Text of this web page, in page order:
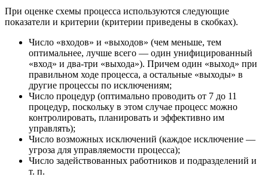
При оценке схемы процесса используются следующие
показатели и критерии (критерии приведены в скобках).
Число «входов» и «выходов» (чем меньше, тем
оптимальнее, лучше всего — один унифицированный
«вход» и два-три «выхода»). Причем один «выход» при
правильном ходе процесса, а остальные «выходы» в
другие процессы по исключениям;
Число процедур (оптимально проводить от 7 до 11
процедур, поскольку в этом случае процесс можно
контролировать, планировать и эффективно им
управлять);
Число возможных исключений (каждое исключение —
угроза для управляемости процесса);
Число задействованных работников и подразделений и
т. п.